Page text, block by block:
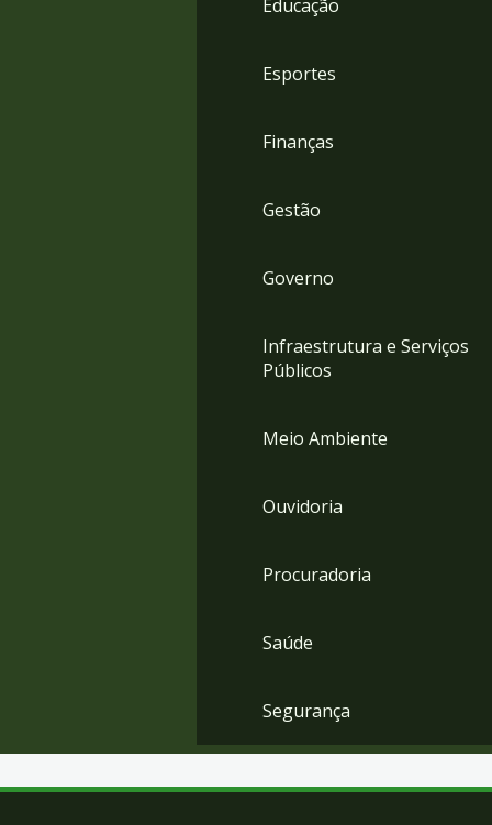
Educação
Esportes
Finanças
Gestão
Governo
Infraestrutura e Serviços
Públicos
Meio Ambiente
Ouvidoria
Procuradoria
Saúde
Segurança